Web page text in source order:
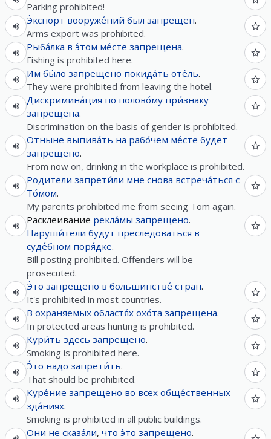
Parking prohibited!
Э́кспорт вооруже́ний был запрещён.
Arms export was prohibited.
Рыба́лка в э́том ме́сте запрещена.
Fishing is prohibited here.
Им бы́ло запрещено покида́ть оте́ль.
They were prohibited from leaving the hotel.
Дискримина́ция по полово́му при́знаку
запрещена.
Discrimination on the basis of gender is prohibited.
Отныне выпива́ть на рабо́чем ме́сте будет
запрещено.
From now on, drinking in the workplace is prohibited.
Родители запрети́ли мне снова встреча́ться с
То́мом.
My parents prohibited me from seeing Tom again.
Расклеивание рекла́мы запрещено.
Наруши́тели будут преследоваться в
суде́бном поря́дке.
Bill posting prohibited. Offenders will be
prosecuted.
Э́то запрещено в большинстве́ стран.
It's prohibited in most countries.
В охраняемых областя́х охо́та запрещена.
In protected areas hunting is prohibited.
Кури́ть здесь запрещено.
Smoking is prohibited here.
Э́то надо запрети́ть.
That should be prohibited.
Куре́ние запрещено во всех обще́ственных
зда́ниях.
Smoking is prohibited in all public buildings.
Они не сказа́ли, что э́то запрещено.